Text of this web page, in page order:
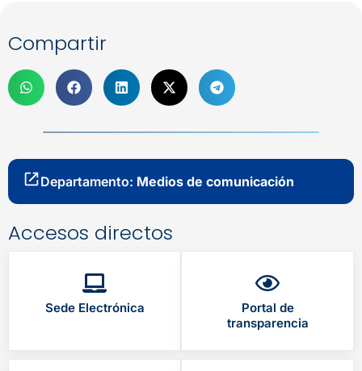
Compartir
Departamento: Medios de comunicación
Accesos directos
Sede Electrónica
Portal de
transparencia